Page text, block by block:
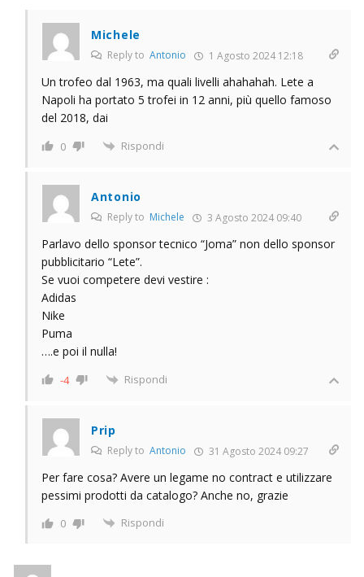
Michele
Reply to Antonio 1 Agosto 2024 12:18
Un trofeo dal 1963, ma quali livelli ahahahah. Lete a
Napoli ha portato 5 trofei in 12 anni, più quello famoso
del 2018, dai
0 Rispondi
Antonio
Reply to Michele 3 Agosto 2024 09:40
Parlavo dello sponsor tecnico “Joma” non dello sponsor
pubblicitario “Lete”.
Se vuoi competere devi vestire :
Adidas
Nike
Puma
….e poi il nulla!
-4 Rispondi
Prip
Reply to Antonio 31 Agosto 2024 09:27
Per fare cosa? Avere un legame no contract e utilizzare
pessimi prodotti da catalogo? Anche no, grazie
0 Rispondi